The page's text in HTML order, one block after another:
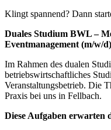
Klingt spannend? Dann
Duales Studium BWL –
Eventmanagement (m/w/d)
Im Rahmen des dualen
betriebswirtschaftliches
Veranstaltungsbetrieb. Die
Praxis bei uns in Fellbach.
Diese Aufgaben erwarten